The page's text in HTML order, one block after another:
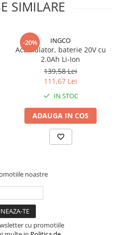
SIMILARE
-20% INGCO
Acumulator, baterie 20V cu
2.0Ah Li-Ion
139,58 Lei
111,67 Lei
IN STOC
ADAUGA IN COS
noastre
cu promotiile